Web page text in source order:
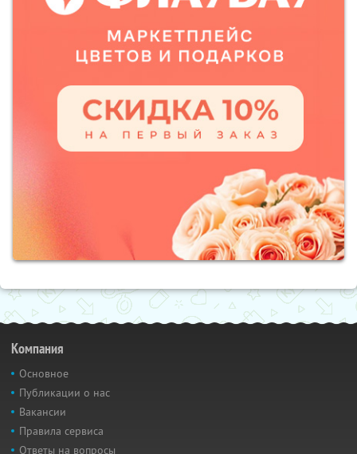
Компания
Основное
Публикации о нас
Вакансии
Правила сервиса
Ответы на вопросы